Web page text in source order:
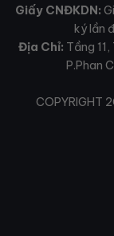
Giấy CNĐKDN:
ký lần
Địa Chỉ: Tầng
P.Phan
COPYRIGHT